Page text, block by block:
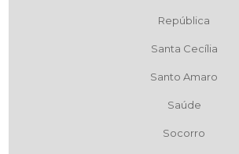
República
Santa Cecília
Santo Amaro
Saúde
Socorro